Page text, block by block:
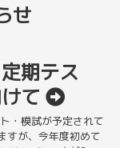
せ
期テス
けて
・模試が予定されて
すが、今年度初めて